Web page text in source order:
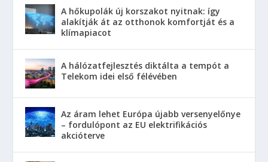
A hőkupolák új korszakot nyitnak: így
alakítják át az otthonok komfortját és a
klímapiacot
A hálózatfejlesztés diktálta a tempót a
Telekom idei első félévében
Az áram lehet Európa újabb versenyelőnye
– fordulópont az EU elektrifikációs
akcióterve